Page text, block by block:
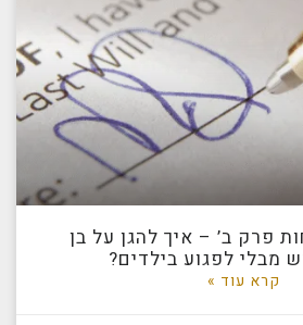
פרק ב’ – איך להגן על בן
מבלי לפגוע בילדים?
קרא עוד »